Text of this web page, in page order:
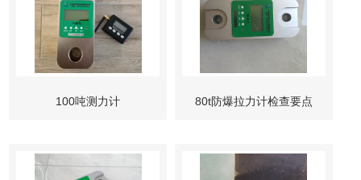
100吨测力计 80t防爆拉力计检查要点